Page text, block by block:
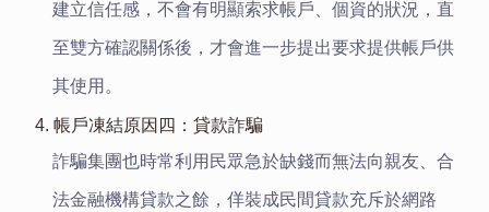
建立信任感，不會有明顯索求帳戶、個資的狀況，直
至雙方確認關係後，才會進一步提出要求提供帳戶供
其使用。
4. 帳戶凍結原因四：貸款詐騙
詐騙集團也時常利用民眾急於缺錢而無法向親友、合
法金融機構貸款之餘，佯裝成民間貸款充斥於網路